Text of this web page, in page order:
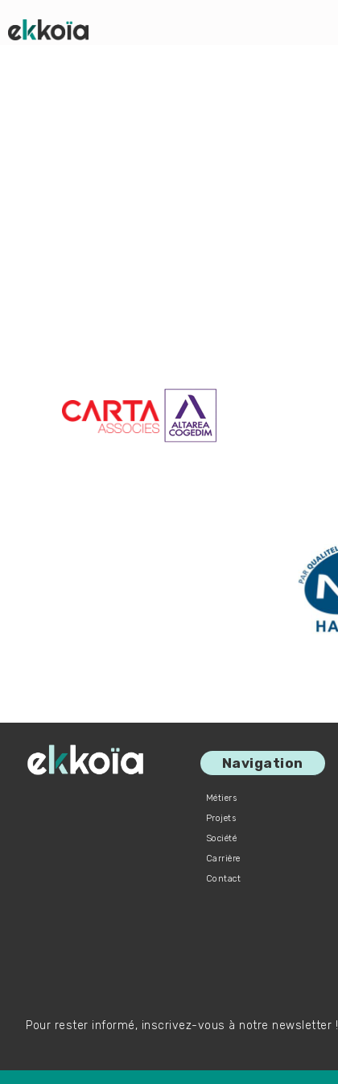
Navigation
Métiers
Projets
Société
Carrière
Contact
Pour rester informé, inscrivez-vous à notre newsletter !